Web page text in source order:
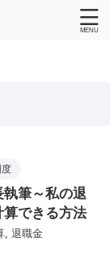
筆～私の退
できる方法
, 退職金